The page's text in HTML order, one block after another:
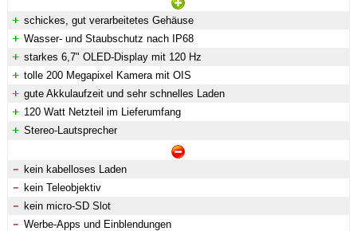
schickes, gut verarbeitetes Gehäuse
Wasser- und Staubschutz nach IP68
starkes 6,7" OLED-Display mit 120 Hz
tolle 200 Megapixel Kamera mit OIS
gute Akkulaufzeit und sehr schnelles Laden
120 Watt Netzteil im Lieferumfang
Stereo-Lautsprecher
kein kabelloses Laden
kein Teleobjektiv
kein micro-SD Slot
Werbe-Apps und Einblendungen